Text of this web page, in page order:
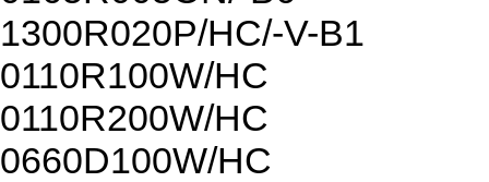
1300R020P/HC/-V-B1
0110R100W/HC
0110R200W/HC
0660D100W/HC